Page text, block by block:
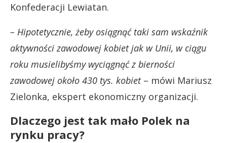
Konfederacji Lewiatan.
– Hipotetycznie, żeby osiągnąć taki sam wskaźnik
aktywności zawodowej kobiet jak w Unii, w ciągu
roku musielibyśmy wyciągnąć z bierności
zawodowej około 430 tys. kobiet– mówi Mariusz
Zielonka, ekspert ekonomiczny organizacji.
Dlaczego jest tak mało Polek na
rynku pracy?